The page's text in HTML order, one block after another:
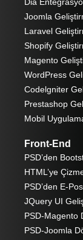
Joomla
Laravel
Shopify
Magento
WordPress
Codelgniter
Prestashop
Mobil
Front-End
PSD’den
HTML’ye
PSD’den E-
JQuery UI
PSD-Magento
PSD-Joomla